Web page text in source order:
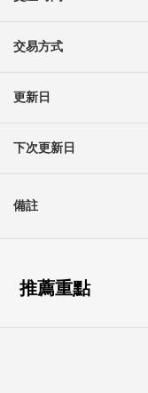
交易方式
更新日
下次更新日
備註
推薦重點